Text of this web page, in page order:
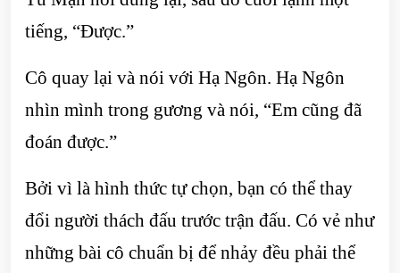
tiếng, “Được.”
Cô quay lại và nói với Hạ Ngôn. Hạ Ngôn
nhìn mình trong gương và nói, “Em cũng đã
đoán được.”
Bởi vì là hình thức tự chọn, bạn có thể thay
đổi người thách đấu trước trận đấu. Có vẻ như
những bài cô chuẩn bị để nhảy đều phải thể